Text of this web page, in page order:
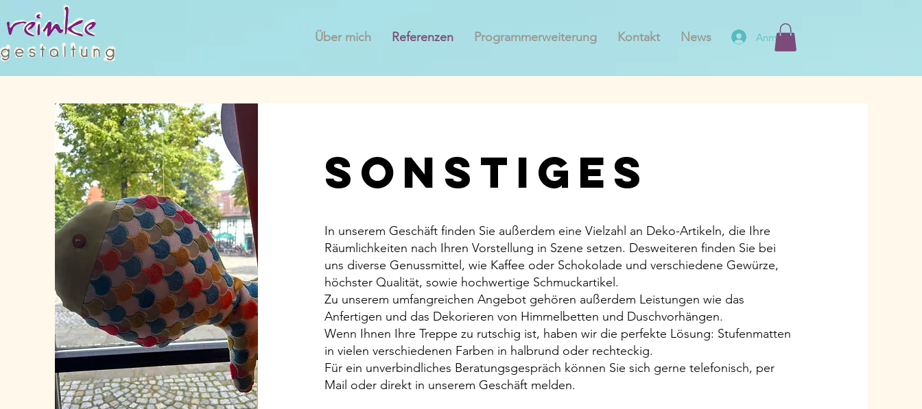
Über mich Referenzen Programmerweiterung Kontakt News Anmelden
Sonstiges
In unserem Geschäft finden Sie außerdem eine Vielzahl an Deko-Artikeln, die Ihre
Räumlichkeiten nach Ihren Vorstellung in Szene setzen. Desweiteren finden Sie bei
uns diverse Genussmittel, wie Kaffee oder Schokolade und verschiedene Gewürze,
höchster Qualität, sowie hochwertige Schmuckartikel.
Zu unserem umfangreichen Angebot gehören außerdem Leistungen wie das
Anfertigen und das Dekorieren von Himmelbetten und Duschvorhängen.
Wenn Ihnen Ihre Treppe zu rutschig ist, haben wir die perfekte Lösung: Stufenmatten
in vielen verschiedenen Farben in halbrund oder rechteckig.
Für ein unverbindliches Beratungsgespräch können Sie sich gerne telefonisch, per
Mail oder direkt in unserem Geschäft melden.